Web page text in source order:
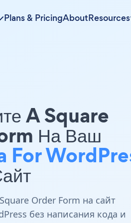
Plans & PricingAboutResources
A Square
На Ваш
For
Order Form на сайт
без написания кода и